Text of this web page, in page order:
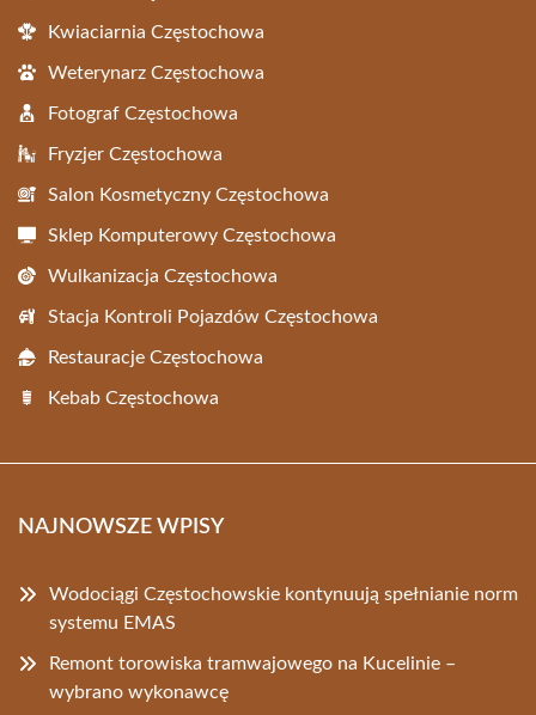
Kwiaciarnia Częstochowa
Weterynarz Częstochowa
Fotograf Częstochowa
Fryzjer Częstochowa
Salon Kosmetyczny Częstochowa
Sklep Komputerowy Częstochowa
Wulkanizacja Częstochowa
Stacja Kontroli Pojazdów Częstochowa
Restauracje Częstochowa
Kebab Częstochowa
NAJNOWSZE WPISY
Wodociągi Częstochowskie kontynuują spełnianie norm
systemu EMAS
Remont torowiska tramwajowego na Kucelinie –
wybrano wykonawcę